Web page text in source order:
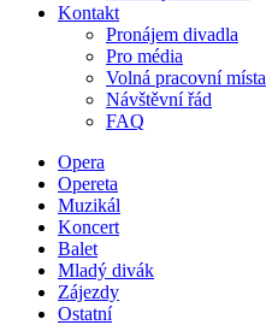
Kontakt
Pronájem divadla
Pro média
Volná pracovní místa
Návštěvní řád
FAQ
Opera
Opereta
Muzikál
Koncert
Balet
Mladý divák
Zájezdy
Ostatní